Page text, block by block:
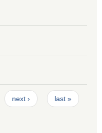
next › last »